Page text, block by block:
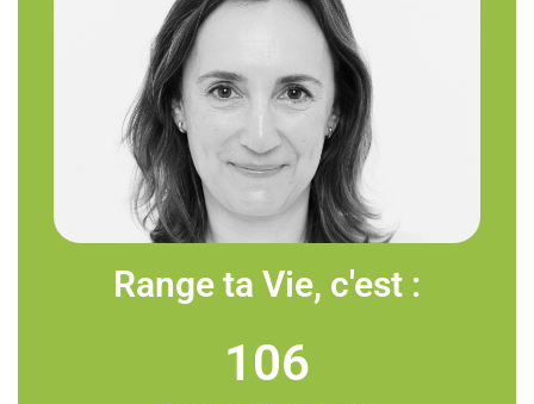
Range ta Vie, c'est :
106